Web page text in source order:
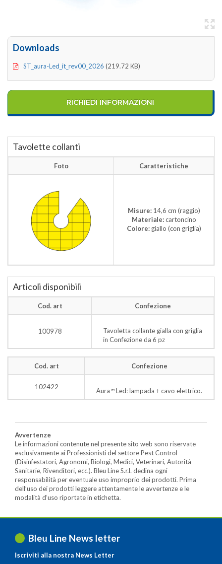
Downloads
ST_aura-Led_it_rev00_2026 (219.72 KB)
RICHIEDI INFORMAZIONI
Tavolette collanti
Foto Caratteristiche
Misure:14,6 cm (raggio)
Materiale:cartoncino
Colore:giallo (con griglia)
Articoli disponibili
Cod. art Confezione
100978
Tavoletta collante gialla con griglia
in Confezione da 6 pz
Cod. art Confezione
102422 Aura™ Led: lampada + cavo elettrico.
Avvertenze
Le informazioni contenute nel presente sito web sono riservate
esclusivamente ai Professionisti del settore Pest Control
(Disinfestatori, Agronomi, Biologi, Medici, Veterinari, Autorità
Sanitarie, Rivenditori, ecc.). Bleu Line S.r.l. declina ogni
responsabilità per eventuale uso improprio dei prodotti. Prima
dell’uso dei prodotti leggere attentamente le avvertenze e le
modalità d’uso riportate in etichetta.
Bleu Line News letter
Iscriviti alla nostra News Letter